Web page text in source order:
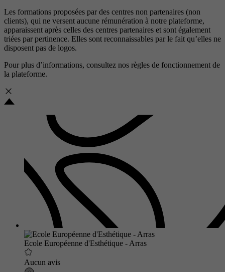
Les formations proposées par des centres non partenaires (non
clients), qui ne versent aucune rémunération à notre plateforme,
apparaissent après celles des centres partenaires et sont également
triées par pertinence. Elles sont reconnaissables par le fait qu’elles ne
disposent pas de logos.
Pour plus d’informations, consultez nos règles de fonctionnement de
la plateforme.
Ecole Européenne d'Esthétique - Arras
Aucun avis